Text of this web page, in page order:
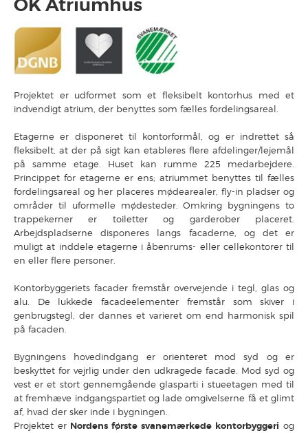
OK Atriumhus
Projektet er udformet som et fleksibelt kontorhus med et
indvendigt atrium, der benyttes som fælles fordelingsareal.
Etagerne er disponeret til kontorformål, og er indrettet så
fleksibelt, at der på sigt kan etableres flere afdelinger/lejemål
på samme etage. Huset kan rumme 225 medarbejdere.
Princippet for etagerne er ens; atriummet benyttes til fælles
fordelingsareal og her placeres mødearealer, fly-in pladser og
områder til uformelle mødesteder. Omkring bygningens to
trappekerner er toiletter og garderober placeret.
Arbejdspladserne disponeres langs facaderne, og det er
muligt at inddele etagerne i åbenrums- eller cellekontorer til
en eller flere personer.
Kontorbyggeriets facader fremstår overvejende i tegl, glas og
alu. De lukkede facadeelementer fremstår som skiver i
genbrugstegl, der dannes et varieret om end harmonisk spil
på facaden.
Bygningens hovedindgang er orienteret mod syd og er
beskyttet for vejrlig under den udkragede facade. Mod syd og
vest er et stort gennemgående glasparti i stueetagen med til
at fremhæve indgangspartiet og lade omgivelserne få et glimt
af, hvad der sker inde i bygningen.
Projektet er Nordens første svanemærkede kontorbyggeri og